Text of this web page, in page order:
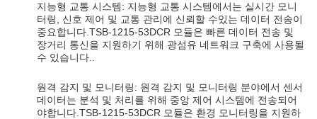
지능형 교통 시스템: 지능형 교통 시스템에서는 실시간 모니
터링, 신호 제어 및 교통 관리에 신뢰할 수있는 데이터 전송이
중요합니다.TSB-1215-53DCR 모듈은 빠른 데이터 전송 및
장거리 통신을 지원하기 위해 광섬유 네트워크 구축에 사용될
수 있습니다..
원격 감지 및 모니터링: 원격 감지 및 모니터링 분야에서 센서
데이터는 분석 및 처리를 위해 중앙 제어 시스템에 전송되어
야합니다.TSB-1215-53DCR 모듈은 환경 모니터링을 지원하